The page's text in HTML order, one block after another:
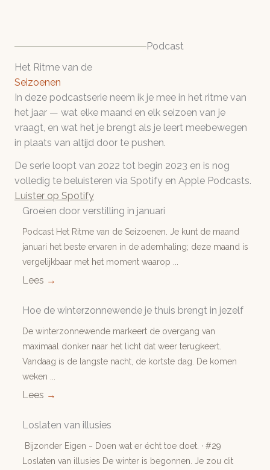
Podcast
Het Ritme van de
Seizoenen
In deze podcastserie neem ik je mee in het ritme van
het jaar — wat elke maand en elk seizoen van je
vraagt, en wat het je brengt als je leert meebewegen
in plaats van altijd door te pushen.
De serie loopt van 2022 tot begin 2023 en is nog
volledig te beluisteren via Spotify en Apple Podcasts.
Luister op Spotify
Groeien door verstilling in januari
Podcast Het Ritme van de Seizoenen. Je kunt de maand
januari het beste ervaren in de ademhaling; deze maand is
vergelijkbaar met het moment waarop ...
Lees →
Hoe de winterzonnewende je thuis brengt in jezelf
De winterzonnewende markeert de overgang van
maximaal donker naar het licht dat weer terugkeert.
Vandaag is de langste nacht, de kortste dag. De komen
weken ...
Lees →
Loslaten van illusies
Bijzonder Eigen ~ Doen wat er écht toe doet. · #29
Loslaten van illusies De winter is begonnen. Je zou dit